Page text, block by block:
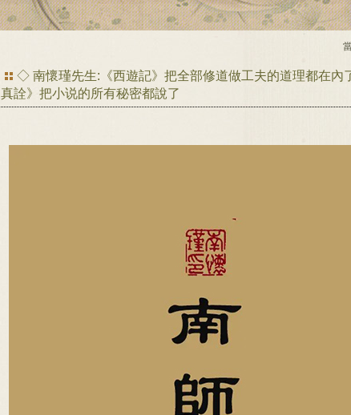
◇ 南懷瑾先生:《西遊記》把全部修道做工夫的道理都在內
真詮》把小说的所有秘密都說了